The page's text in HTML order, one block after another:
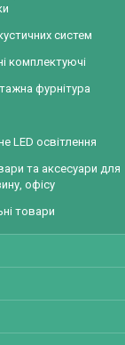
систем
комплектуючі
фурнітура
LED освітлення
та аксесуари для
офісу
товари